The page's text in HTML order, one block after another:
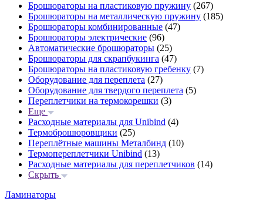
Брошюраторы на пластиковую пружину (267)
Брошюраторы на металлическую пружину (185)
Брошюраторы комбинированные (47)
Брошюраторы электрические (96)
Автоматические брошюраторы (25)
Брошюраторы для скрапбукинга (47)
Брошюраторы на пластиковую гребенку (7)
Оборудование для переплета (27)
Оборудование для твердого переплета (5)
Переплетчики на термокорешки (3)
Еще
Расходные материалы для Unibind (4)
Термоброшюровщики (25)
Переплётные машины Металбинд (10)
Термопереплетчики Unibind (13)
Расходные материалы для переплетчиков (14)
Скрыть
Ламинаторы